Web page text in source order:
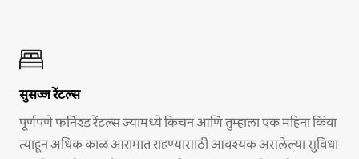
सुसज्ज रेंटल्स
पूर्णपणे फर्निश्ड रेंटल्स ज्यामध्ये किचन आणि तुम्हाला एक महिना किंवा
त्याहून अधिक काळ आरामात राहण्यासाठी आवश्यक असलेल्या सुविधा